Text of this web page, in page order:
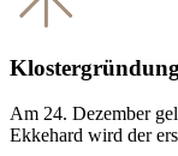
Klostergründung
Am 24. Dezember
Ekkehard wird der